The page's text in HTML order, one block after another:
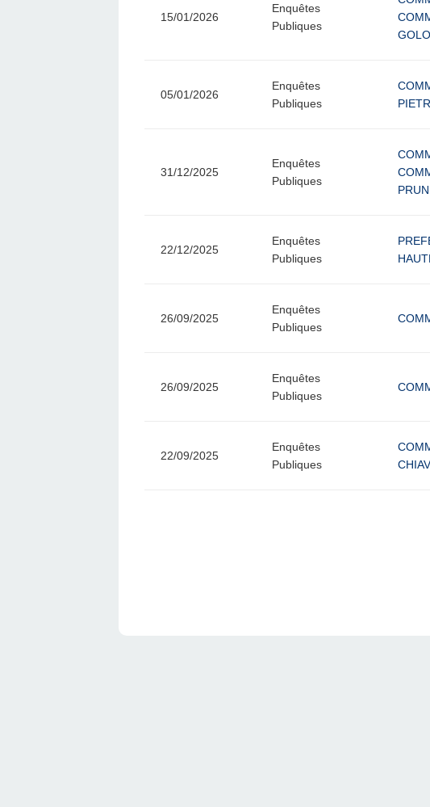
15/01/2026
Enquêtes
Publiques
GOLO
05/01/2026
Enquêtes
Publiques
31/12/2025
Enquêtes
Publiques
22/12/2025
Enquêtes
Publiques
26/09/2025
Enquêtes
Publiques
26/09/2025
Enquêtes
Publiques
22/09/2025
Enquêtes
Publiques